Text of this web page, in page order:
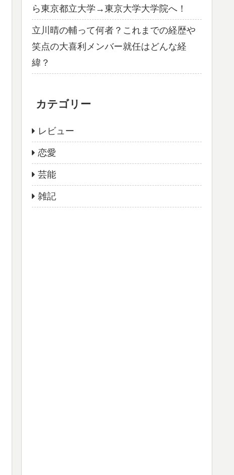
ら東京都立大学→東京大学大学院へ！
立川晴の輔って何者？これまでの経歴や
笑点の大喜利メンバー就任はどんな経
緯？
カテゴリー
レビュー
恋愛
芸能
雑記